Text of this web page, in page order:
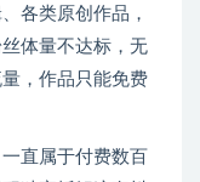
各类原创作品，
体量不达标，无
，作品只能免费
直属于付费数百